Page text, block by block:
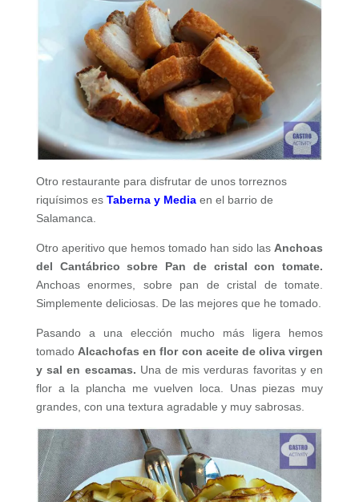
Otro restaurante para disfrutar de unos torreznos
riquísimos es Taberna y Mediaen el barrio de
Salamanca.
Otro aperitivo que hemos tomado han sido las Anchoas
del Cantábrico sobre Pan de cristal con tomate.
Anchoas enormes, sobre pan de cristal de tomate.
Simplemente deliciosas. De las mejores que he tomado.
Pasando a una elección mucho más ligera hemos
tomado Alcachofas en flor con aceite de oliva virgen
y sal en escamas. Una de mis verduras favoritas y en
flor a la plancha me vuelven loca. Unas piezas muy
grandes, con una textura agradable y muy sabrosas.